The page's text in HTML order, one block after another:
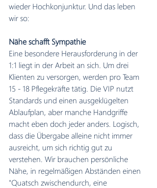
wieder Hochkonjunktur. Und das leben
wir so:
Nähe schafft Sympathie
Eine besondere Herausforderung in der
1:1 liegt in der Arbeit an sich. Um drei
Klienten zu versorgen, werden pro Team
15 - 18 Pflegekräfte tätig. Die VIP nutzt
Standards und einen ausgeklügelten
Ablaufplan, aber manche Handgriffe
macht eben doch jeder anders. Logisch,
dass die Übergabe alleine nicht immer
ausreicht, um sich richtig gut zu
verstehen. Wir brauchen persönliche
Nähe, in regelmäßigen Abständen einen
"Quatsch zwischendurch, eine